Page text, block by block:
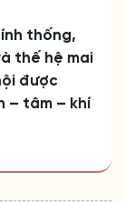
thống,
thế hệ mai
được
– tâm – khí